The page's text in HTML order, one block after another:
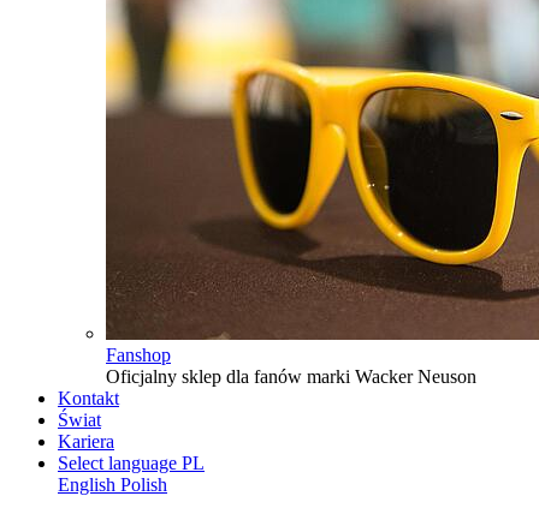
Fanshop
Oficjalny sklep dla fanów marki Wacker Neuson
Kontakt
Świat
Kariera
Select language PL
English Polish